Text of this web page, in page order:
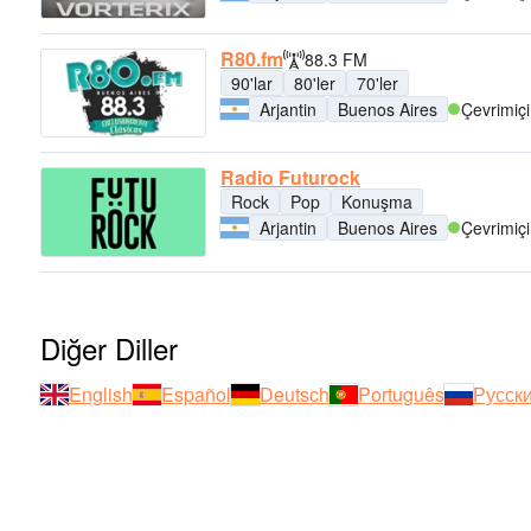
R80.fm
88.3 FM
90'lar
80'ler
70'ler
Arjantin
Buenos Aires Çevrimiçi
Radio Futurock
Rock Pop
Konuşma
Arjantin
Buenos Aires Çevrimiçi
Diğer Diller
English Español Deutsch Português